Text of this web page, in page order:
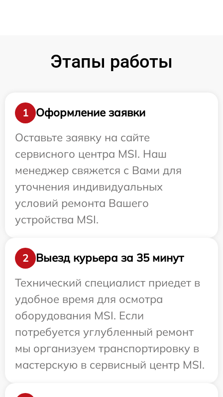
Этапы работы
1
Оформление заявки
Оставьте заявку на сайте
сервисного центра MSI. Наш
менеджер свяжется с Вами для
уточнения индивидуальных
условий ремонта Вашего
устройства MSI.
2
Выезд курьера за 35 минут
Технический специалист приедет в
удобное время для осмотра
оборудования MSI. Если
потребуется углубленный ремонт
мы организуем транспортировку в
мастерскую в сервисный центр MSI.